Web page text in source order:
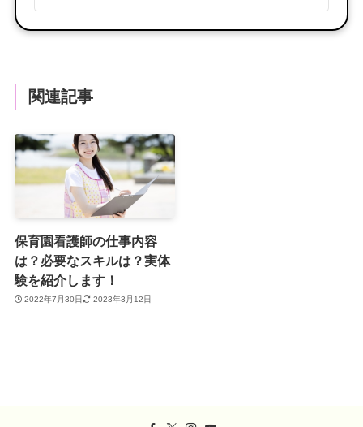
関連記事
保育園看護師の仕事内容
は？必要なスキルは？実体
験を紹介します！
2022年7月30日 2023年3月12日